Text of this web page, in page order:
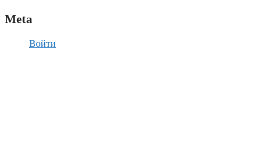
Meta
Войти